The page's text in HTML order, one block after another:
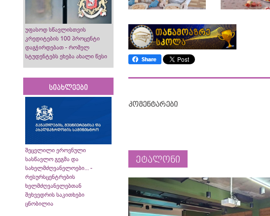
უფასოდ სწავლისთვის
კრედიტების 100 პროცენტი
დაგჭირდებათ - რომელ
სტუდენტებს ეხება ახალი წესი
სიახლეები
შეცვლილი ეროვნული
სასწავლო გეგმა და
სახელმძღვანელოები... -
რესურსცენტრების
ხელმძღვანელებთან
შეხვედრის საკითხები
ცნობილია
კომენტარები
ეტალონი